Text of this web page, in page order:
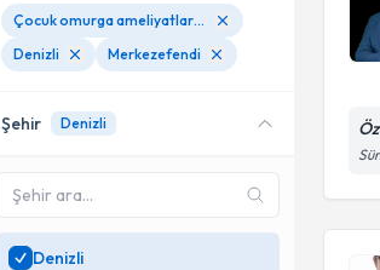
Çocuk omurga ameliyatları ( meningosel, meningomyelosel, tethered kord)
Denizli
Merkezefendi
Şehir Denizli
Denizli